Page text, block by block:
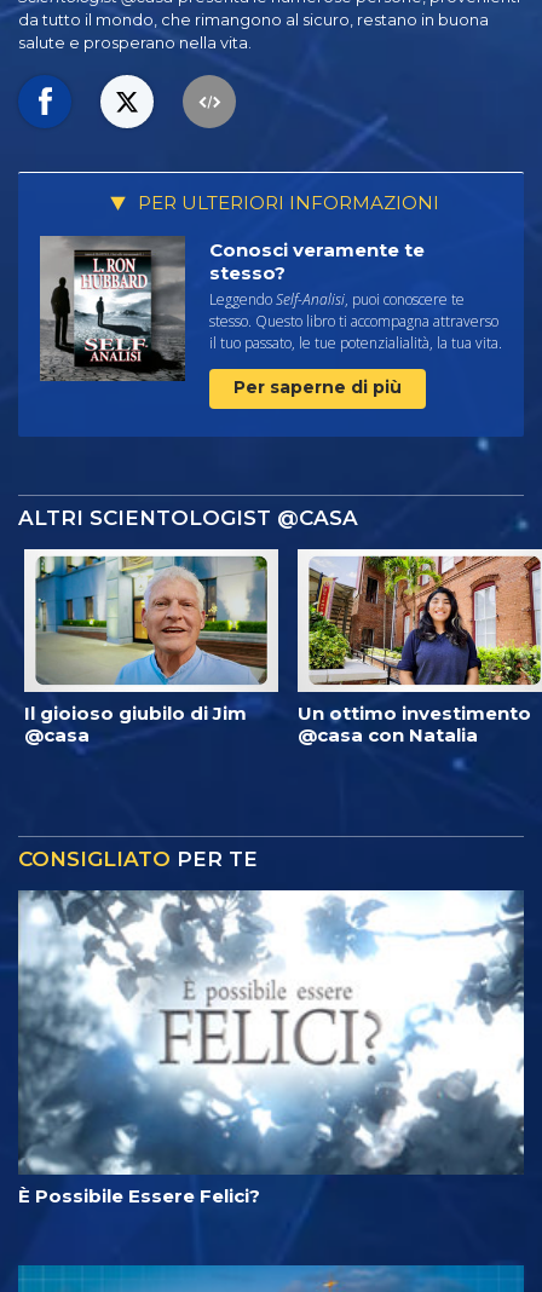
da tutto il mondo, che rimangono al sicuro, restano in buona
salute e prosperano nella vita.
PER ULTERIORI INFORMAZIONI
Conosci veramente te
stesso?
LeggendoSelf-Analisi, puoi conoscere te
stesso. Questo libro ti accompagna attraverso
il tuo passato, le tue potenzialialità, la tua vita.
Per saperne di più
ALTRI SCIENTOLOGIST @CASA
Il gioioso giubilo di Jim
@casa
Un ottimo investimento
@casa con Natalia
CONSIGLIATO PER TE
È Possibile Essere Felici?